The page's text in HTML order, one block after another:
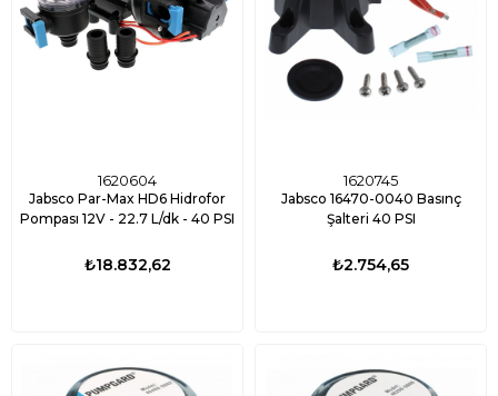
1620604
Jabsco Par-Max HD6 Hidrofor
Pompası 12V - 22.7 L/dk - 40 PSI
₺18.832,62
1620745
Jabsco 16470-0040 Basınç
Şalteri 40 PSI
₺2.754,65